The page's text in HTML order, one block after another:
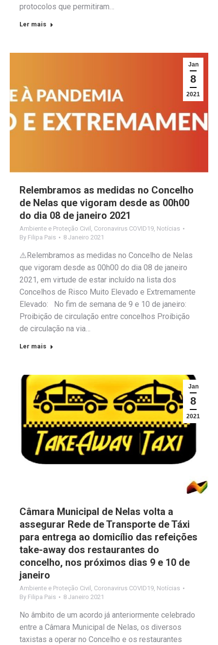
protocolos que permitiram…
Ler mais
Jan
8
2021
Relembramos as medidas no Concelho
de Nelas que vigoram desde as 00h00
do dia 08 de janeiro 2021
Ambiente e Proteção Civil Coronavirus COVID19 Notícias
By Filipa Pais 8 Janeiro 2021
⚠️Relembramos as medidas no Concelho de Nelas
que vigoram desde as 00h00 do dia 08 de janeiro
2021, em virtude de estar incluído na lista dos
Concelhos de Risco Muito Elevado e Extremamente
Elevado: No fim de semana de 9 e 10 de janeiro:
Proibição de circulação entre concelhos Proibição
de circulação na via…
Ler mais
Jan
8
2021
Câmara Municipal de Nelas volta a
assegurar Rede de Transporte de Táxi
para entrega ao domicílio das refeições
take-away dos restaurantes do
concelho, nos próximos dias 9 e 10 de
janeiro
Ambiente e Proteção Civil , Coronavirus COVID19, Notícias
By Filipa Pais 8 Janeiro 2021
No âmbito de um acordo já anteriormente celebrado
entre a Câmara Municipal de Nelas, os diversos
taxistas a operar no Concelho e os restaurantes